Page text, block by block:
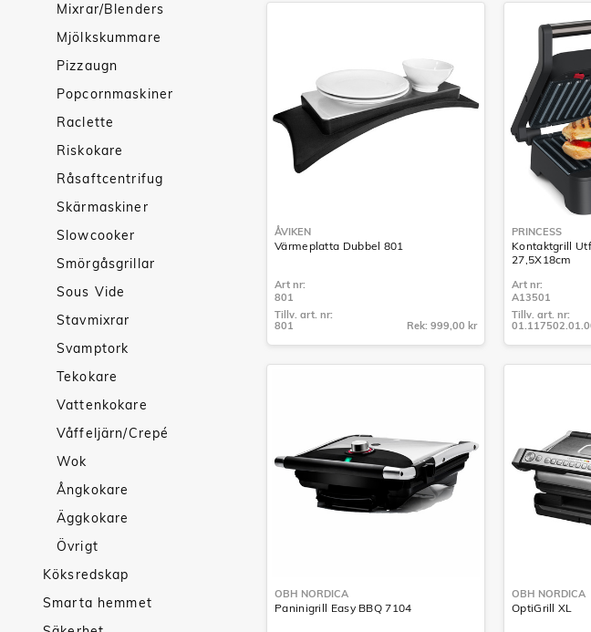
Mixrar/Blenders
Mjölkskummare
Pizzaugn
Popcornmaskiner
Raclette
Riskokare
Råsaftcentrifug
Skärmaskiner
Slowcooker
Smörgåsgrillar
Sous Vide
Stavmixrar
Svamptork
Tekokare
Vattenkokare
Våffeljärn/Crepé
Wok
Ångkokare
Äggkokare
Övrigt
Köksredskap
Smarta hemmet
ÅVIKEN
Värmeplatta Dubbel 801
Art nr:
801
801
Tillv. art. nr:
801
Rek: 999,00 kr
PRINCESS
Kontaktgrill
27,5X18cm
Art nr:
A13501
Tillv. art. nr:
OBH NORDICA
Paninigrill Easy BBQ 7104
OBH NORDICA
OptiGrill XL